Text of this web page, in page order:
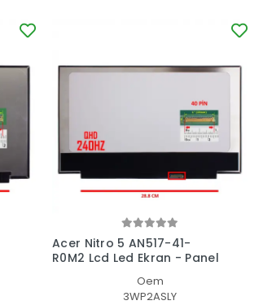
Acer Nitro 5 AN517-41-
R0M2 Lcd Led Ekran - Panel
Oem
3WP2ASLY